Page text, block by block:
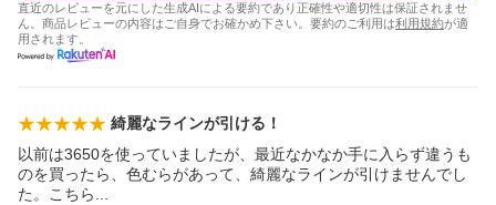
直近のレビューを元にした生成AIによる要約であり正確性や適切性は保証されませ
ん。商品レビューの内容はご自身でお確かめ下さい。要約のご利用は利用規約が適
用されます。
綺麗なラインが引ける！
以前は3650を使っていましたが、最近なかなか手に入らず違うも
のを買ったら、色むらがあって、綺麗なラインが引けませんでし
た。こちら